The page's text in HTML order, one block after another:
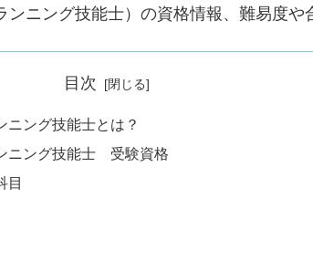
ニング技能士）の資格情報、難易度や
目次
ニング技能士とは？
ニング技能士 受験資格
目